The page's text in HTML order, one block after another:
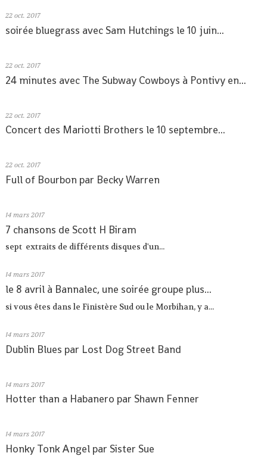
22 oct. 2017
soirée bluegrass avec Sam Hutchings le 10 juin...
22 oct. 2017
24 minutes avec The Subway Cowboys à Pontivy en...
22 oct. 2017
Concert des Mariotti Brothers le 10 septembre...
22 oct. 2017
Full of Bourbon par Becky Warren
14 mars 2017
7 chansons de Scott H Biram
sept extraits de différents disques d'un...
14 mars 2017
le 8 avril à Bannalec, une soirée groupe plus...
si vous êtes dans le Finistère Sud ou le Morbihan, y a...
14 mars 2017
Dublin Blues par Lost Dog Street Band
14 mars 2017
Hotter than a Habanero par Shawn Fenner
14 mars 2017
Honky Tonk Angel par Sister Sue